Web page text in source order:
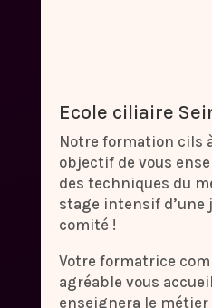
Ecole ciliaire
Notre formation cils
objectif de vous
des techniques du
stage intensif d’une
comité !
Votre formatrice
agréable vous
enseignera le